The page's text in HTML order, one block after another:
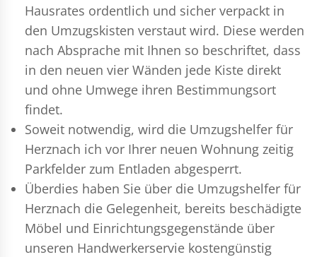
Hausrates ordentlich und sicher verpackt in
den Umzugskisten verstaut wird. Diese werden
nach Absprache mit Ihnen so beschriftet, dass
in den neuen vier Wänden jede Kiste direkt
und ohne Umwege ihren Bestimmungsort
findet.
Soweit notwendig, wird die Umzugshelfer für
Herznach ich vor Ihrer neuen Wohnung zeitig
Parkfelder zum Entladen abgesperrt.
Überdies haben Sie über die Umzugshelfer für
Herznach die Gelegenheit, bereits beschädigte
Möbel und Einrichtungsgegenstände über
unseren Handwerkerservie kostengünstig